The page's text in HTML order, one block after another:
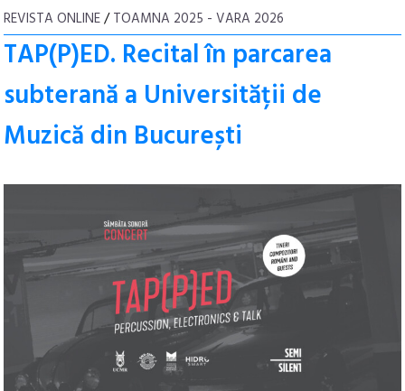
REVISTA ONLINE/TOAMNA 2025 - VARA 2026
TAP(P)ED. Recital în parcarea
subterană a Universității de
Muzică din București